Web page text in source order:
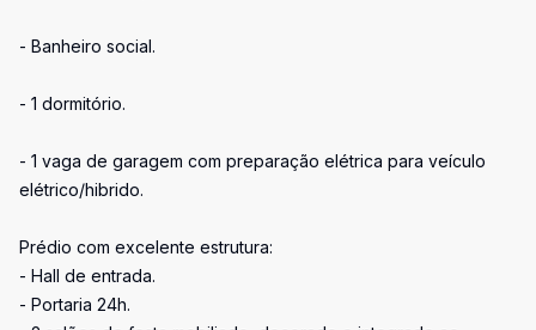
- Banheiro social.
- 1 dormitório.
- 1 vaga de garagem com preparação elétrica para veículo
elétrico/hibrido.
Prédio com excelente estrutura:
- Hall de entrada.
- Portaria 24h.